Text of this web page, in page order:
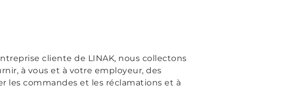
cliente de LINAK, nous collectons
à vous et à votre employeur, des
les commandes et les réclamations et à